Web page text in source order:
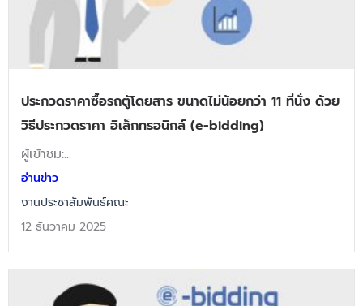
ประกวดราคาซื้อรถตู้โดยสาร ขนาดไม่น้อยกว่า 11 ที่นั่ง ด้วย
วิธีประกวดราคา อิเล็กทรอนิกส์ (e-bidding)
ผู้เข้าชม:...
อ่านข่าว
งานประชาสัมพันธ์คณะ
12 ธันวาคม 2025